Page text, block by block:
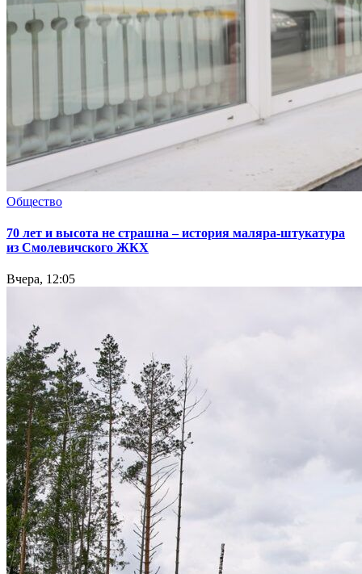
Общество
70 лет и высота не страшна – история маляра-штукатура
из Смолевичского ЖКХ
Вчера, 12:05